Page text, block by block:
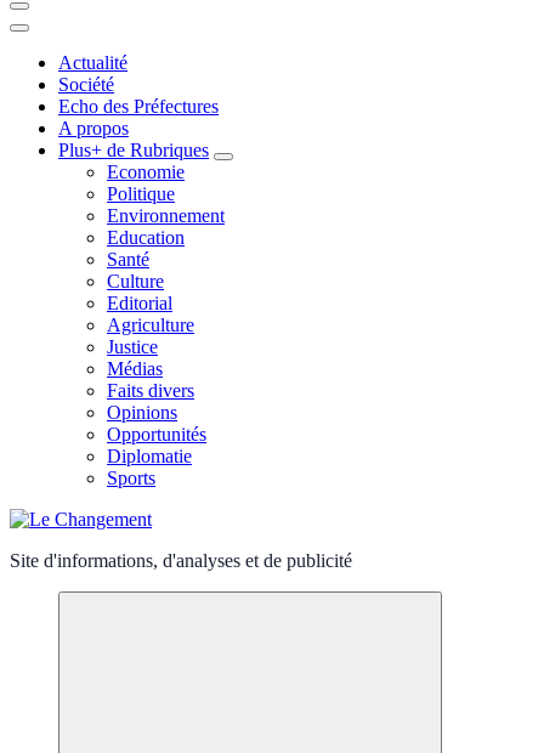
Actualité
Société
Echo des Préfectures
A propos
Plus+ de Rubriques
Economie
Politique
Environnement
Education
Santé
Culture
Editorial
Agriculture
Justice
Médias
Faits divers
Opinions
Opportunités
Diplomatie
Sports
Site d'informations, d'analyses et de publicité